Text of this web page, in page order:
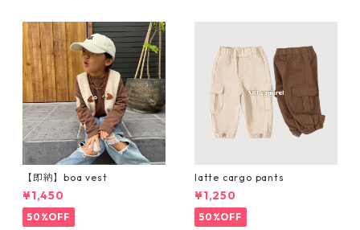
【即納】boa vest
¥1,450
50%OFF
latte cargo pants
¥1,250
50%OFF